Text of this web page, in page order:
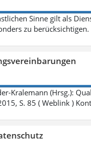
Sinne gilt als
zu berücksichtigen.
Kralemann (Hrsg.):
S. 85 ( Weblink )